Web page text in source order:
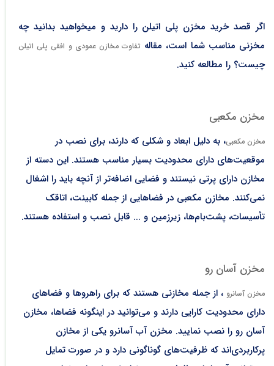
اگر قصد خرید مخزن پلی اتیلن را دارید و میخواهید بدانید چه
مخزنی مناسب شما است، مقاله تفاوت مخازن عمودی و افقی پلی اتیلن
چیست؟ را مطالعه کنید.
مخزن مکعبی
مخزن مکعبی، به دلیل ابعاد و شکلی که دارند، برای نصب در
موقعیت‌های دارای محدودیت بسیار مناسب هستند. این دسته از
مخازن دارای پرتی نیستند و فضایی اضافه‌تر از آنچه باید را اشغال
نمی‌کنند. مخازن مکعبی در فضاهایی از جمله کابینت، اتاقک
تأسیسات، پشت‌بام‌ها، زیرزمین و ... قابل نصب و استفاده هستند.
مخزن آسان رو
مخزن آسانرو ، از جمله مخازنی هستند که برای راهروها و فضاهای
دارای محدودیت کارایی دارند و می‌توانید در اینگونه فضاها، مخازن
آسان رو را نصب نمایید. مخزن آب آسانرو یکی از مخازن
پرکاربردی‌اند که ظرفیت‌های گوناگونی دارد و در صورت تمایل